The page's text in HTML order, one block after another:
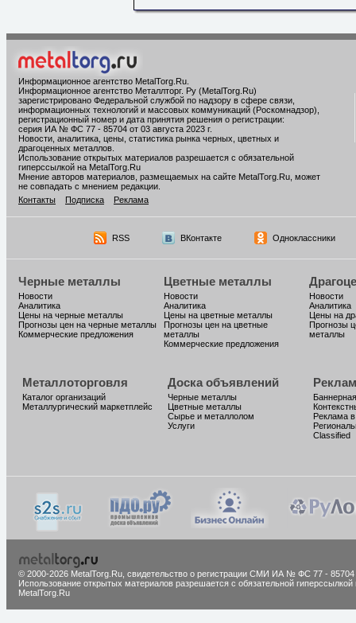
Информационное агентство MetalTorg.Ru
Информационное агентство Металлторг. Ру (MetalTorg.Ru)
зарегистрировано Федеральной службой по надзору в сфере связи,
информационных технологий и массовых коммуникаций (Роскомнадзор),
регистрационный номер и дата принятия решения о регистрации:
серия ИА № ФС 77 - 85704 от 03 августа 2023 г.
Новости, аналитика, цены, статистика рынка черных, цветных и
драгоценных металлов.
Использование открытых материалов разрешается с обязательной
гиперссылкой на MetalTorg.Ru
Мнение авторов материалов, размещаемых на сайте MetalTorg.Ru, может
не совпадать с мнением редакции.
Контакты
Подписка Реклама
RSS ВКонтакте Одноклассники
Черные металлы
Новости
Аналитика
Цены на черные металлы
Прогнозы цен на черные металлы
Коммерческие предложения
Цветные металлы
Новости
Аналитика
Цены на цветные металлы
Прогнозы цен на цветные
металлы
Коммерческие предложения
Новости
Аналитика
Цены на
Прогнозы
металлы
Металлоторговля
Каталог организаций
Металлургический маркетплейс
Доска объявлений
Черные металлы
Цветные металлы
Сырье и металлолом
Услуги
Реклама
Classified
© 2000-2026 MetalTorg.Ru, cвидетельство о регистрации СМИ ИА № ФС 77 - 85704
Использование открытых материалов разрешается с обязательной гиперссылкой
MetalTorg.Ru